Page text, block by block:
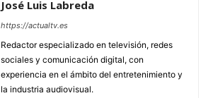
José Luis Labreda
https://actualtv.es
Redactor especializado en televisión, redes
sociales y comunicación digital, con
experiencia en el ámbito del entretenimiento y
la industria audiovisual.